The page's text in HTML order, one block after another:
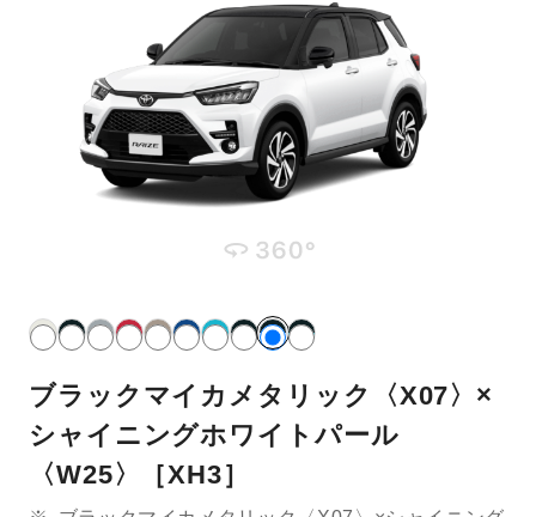
ブラックマイカメタリック〈X07〉×
シャイニングホワイトパール
〈W25〉［XH3］